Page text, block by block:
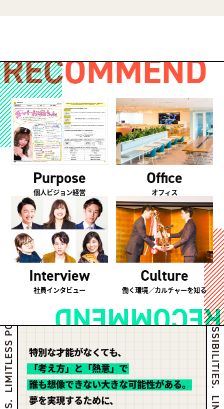
RECOMMEND
RECOMMEND
Purpose
個人ビジョン経営
Office
オフィス
Interview
社員インタビュー
Culture
働く環境／カルチャーを知る
特別な才能がなくても、
「考え方」と「熱意」で
誰も想像できない大きな可能性がある。
夢を実現するために、